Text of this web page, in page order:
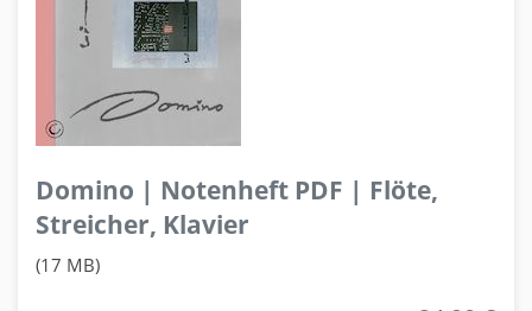
Domino | Notenheft PDF | Flöte,
Streicher, Klavier
(17 MB)